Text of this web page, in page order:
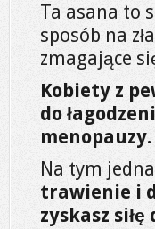
Ta asana to
sposób na
zmagające
Kobiety z
do
menopauzy.
Na tym
trawienie i
zyskasz siłę